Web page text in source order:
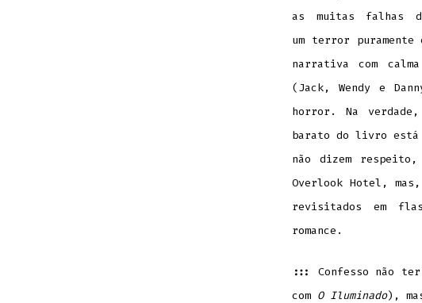
as muitas falhas
um terror
narrativa com
(Jack, Wendy e
horror. Na
barato do livro está
não dizem respeito,
Overlook Hotel,
revisitados em
romance.
::: Confesso não
com O Iluminado),